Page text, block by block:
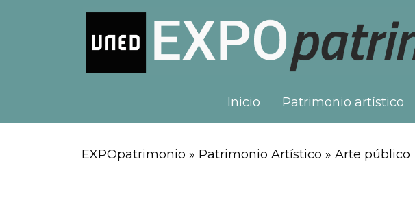
Inicio Patrimonio artístico
EXPOpatrimonio » Patrimonio Artístico » Arte público